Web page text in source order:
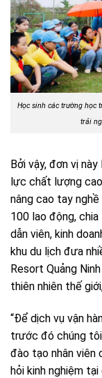
Học sinh các trường học
trải
Bởi vậy, đơn vị
lực chất lượng
nâng cao tay nghề
100 lao động, chia
dẫn viên, kinh
khu du lịch đưa
Resort Quảng
thiên nhiên thế
“Để dịch vụ vận
trước đó chúng
đào tạo nhân viên
hỏi kinh nghiệm